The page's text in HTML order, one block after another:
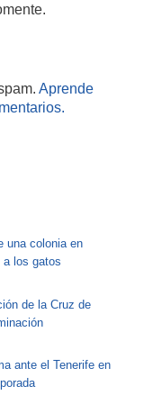
Aprende
una colonia en
a los gatos
de la Cruz de
ante el Tenerife en